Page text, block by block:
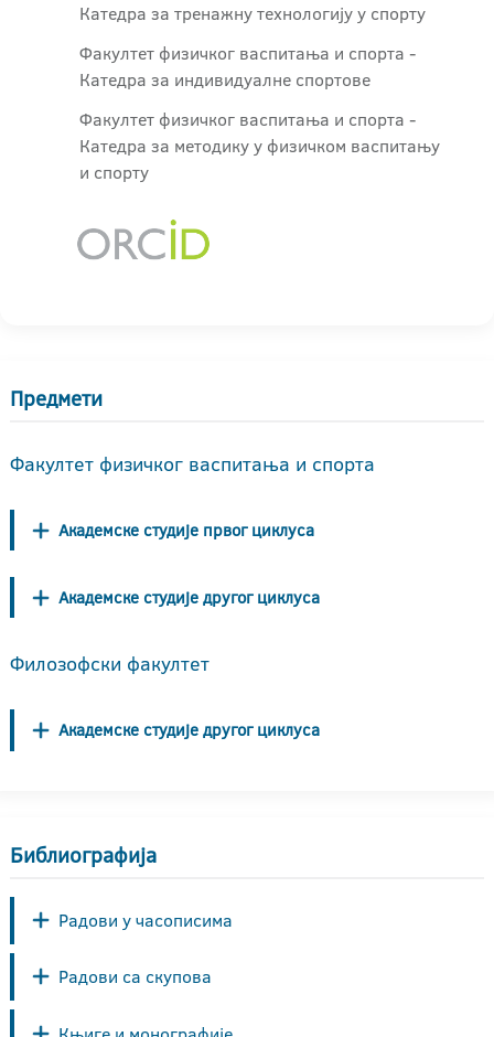
Катедра за тренажну технологију у спорту
Факултет физичког васпитања и спорта -
Катедра за индивидуалне спортове
Факултет физичког васпитања и спорта -
Катедра за методику у физичком васпитању
и спорту
Предмети
Факултет физичког васпитања и спорта
Академске студије првог циклуса
Академске студије другог циклуса
Филозофски факултет
Академске студије другог циклуса
Библиографија
Радови у часописима
Радови са скупова